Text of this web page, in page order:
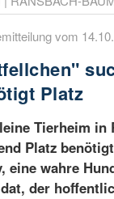
vom
Platz
Tierheim in
Platz
eine wahre
der